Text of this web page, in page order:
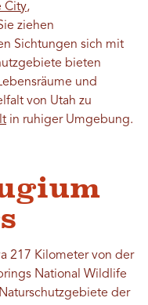
City,
ziehen
Sichtungen sich mit
bieten
und
von Utah zu
in ruhiger Umgebung.
217 Kilometer von der
National Wildlife
der